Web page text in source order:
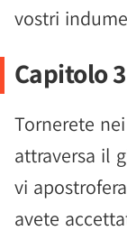
vostri
Capitolo 3
Tornerete
attraversa il
vi
avete